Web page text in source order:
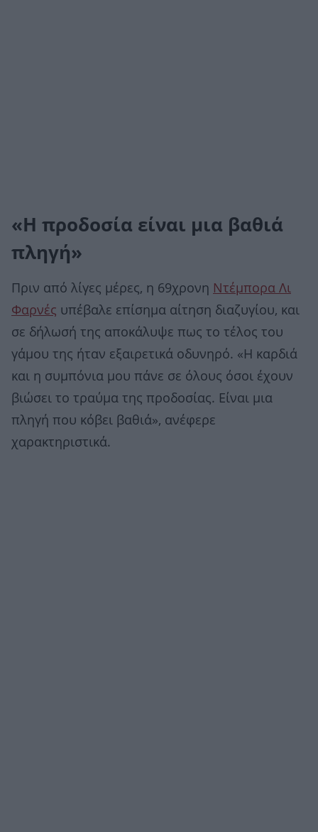
«Η προδοσία είναι μια βαθιά
πληγή»
Πριν από λίγες μέρες, η 69χρονη Ντέμπορα Λι
Φαρνές υπέβαλε επίσημα αίτηση διαζυγίου, και
σε δήλωσή της αποκάλυψε πως το τέλος του
γάμου της ήταν εξαιρετικά οδυνηρό. «Η καρδιά
και η συμπόνια μου πάνε σε όλους όσοι έχουν
βιώσει το τραύμα της προδοσίας. Είναι μια
πληγή που κόβει βαθιά», ανέφερε
χαρακτηριστικά.